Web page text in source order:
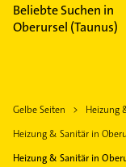
Beliebte Suchen in
Oberursel (Taunus)
Gelbe Seiten
Heizung
Heizung & Sanitär in
Heizung & Sanitär in